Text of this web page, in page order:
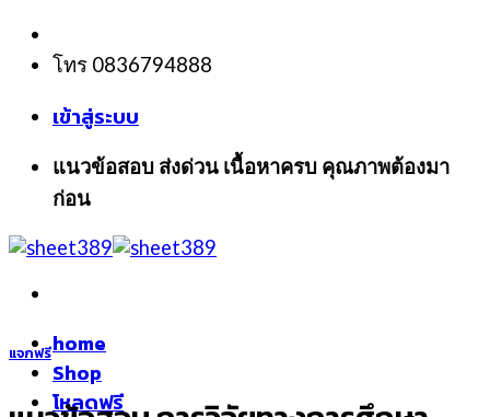
Skip
content
โทร 0836794888
เข้าสู่ระบบ
แนวข้อสอบ ส่งด่วน เนื้อหาครบ คุณภาพต้องมา
ก่อน
home
Shop
โหลดฟรี
แจกฟรี